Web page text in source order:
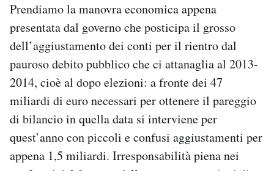
Prendiamo la manovra economica appena
presentata dal governo che posticipa il grosso
dell’aggiustamento dei conti per il rientro dal
pauroso debito pubblico che ci attanaglia al 2013-
2014, cioè al dopo elezioni: a fronte dei 47
miliardi di euro necessari per ottenere il pareggio
di bilancio in quella data si interviene per
quest’anno con piccoli e confusi aggiustamenti per
appena 1,5 miliardi. Irresponsabilità piena nei